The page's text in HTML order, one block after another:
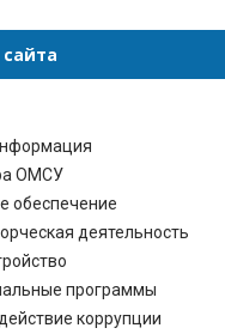
ОМСУ
обеспечение
деятельность
программы
коррупции